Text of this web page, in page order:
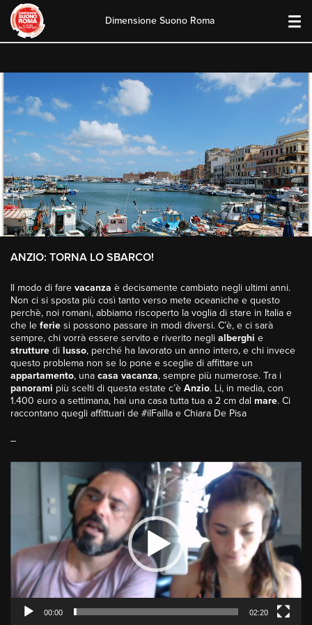
content
Dimensione Suono Roma
ANZIO: TORNA LO SBARCO!
Il modo di fare vacanza è decisamente cambiato negli ultimi anni.
Non ci si sposta più così tanto verso mete oceaniche e questo
perchè, noi romani, abbiamo riscoperto la voglia di stare in Italia e
che le ferie si possono passare in modi diversi. C’è, e ci sarà
sempre, chi vorrà essere servito e riverito negli alberghi e
strutture di lusso, perché ha lavorato un anno intero, e chi invece
questo problema non se lo pone e sceglie di affittare un
appartamento, una casa vacanza, sempre più numerose. Tra i
panorami più scelti di questa estate c’è Anzio. Li, in media, con
1.400 euro a settimana, hai una casa tutta tua a 2 cm dal mare. Ci
raccontano quegli affittuari de #ilFailla e Chiara De Pisa
–
00:00 02:20